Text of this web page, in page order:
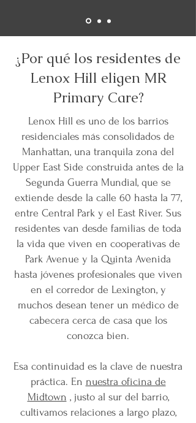
¿Por qué los residentes de
Lenox Hill eligen MR
Primary Care?
Lenox Hill es uno de los barrios
residenciales más consolidados de
Manhattan, una tranquila zona del
Upper East Side construida antes de la
Segunda Guerra Mundial, que se
extiende desde la calle 60 hasta la 77,
entre Central Park y el East River. Sus
residentes van desde familias de toda
la vida que viven en cooperativas de
Park Avenue y la Quinta Avenida
hasta jóvenes profesionales que viven
en el corredor de Lexington, y
muchos desean tener un médico de
cabecera cerca de casa que los
conozca bien.
Esa continuidad es la clave de nuestra
práctica. En nuestra oficina de
Midtown , justo al sur del barrio,
cultivamos relaciones a largo plazo,